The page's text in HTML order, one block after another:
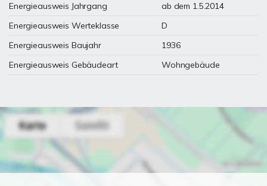
Energieausweis Jahrgang
ab dem 1.5.2014
Energieausweis Werteklasse
D
Energieausweis Baujahr
1936
Energieausweis Gebäudeart
Wohngebäude